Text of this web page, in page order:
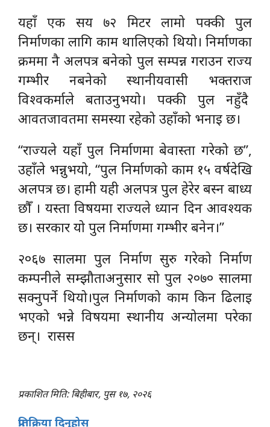
यहाँ एक सय ७२ मिटर लामो पक्की पुल
निर्माणका लागि काम थालिएको थियो। निर्माणका
क्रममा नै अलपत्र बनेको पुल सम्पन्न गराउन राज्य
गम्भीर नबनेको स्थानीयवासी भक्तराज
विश्वकर्माले बताउनुभयो। पक्की पुल नहुँदै
आवतजावतमा समस्या रहेको उहाँको भनाइ छ।
“राज्यले यहाँ पुल निर्माणमा बेवास्ता गरेको छ”,
उहाँले भन्नुभयो, “पुल निर्माणको काम १५ वर्षदेखि
अलपत्र छ। हामी यही अलपत्र पुल हेरेर बस्न बाध्य
छौँ । यस्ता विषयमा राज्यले ध्यान दिन आवश्यक
छ। सरकार यो पुल निर्माणमा गम्भीर बनेन।”
२०६७ सालमा पुल निर्माण सुरु गरेको निर्माण
कम्पनीले सम्झौताअनुसार सो पुल २०७० सालमा
सक्नुपर्ने थियो।पुल निर्माणको काम किन ढिलाइ
भएको भन्ने विषयमा स्थानीय अन्योलमा परेका
छन्। रासस
प्रकाशित मिति: बिहीबार, पुस १७, २०२६
प्रतिक्रिया दिनुहोस्